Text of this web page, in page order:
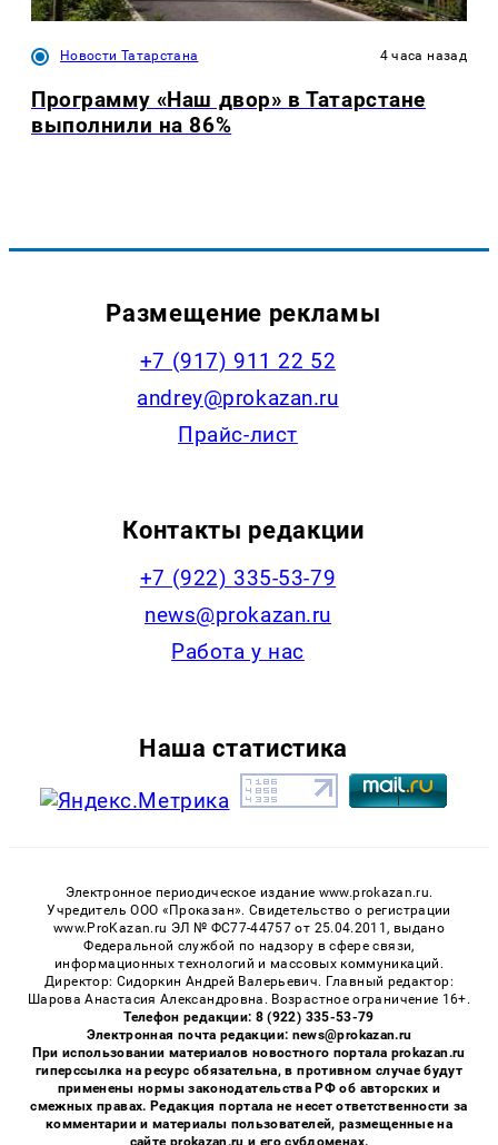
Новости Татарстана 4 часа назад
Программу «Наш двор» в Татарстане
выполнили на 86%
Размещение рекламы
+7 (917) 911 22 52
andrey@prokazan.ru
Прайс-лист
Контакты редакции
+7 (922) 335-53-79
news@prokazan.ru
Работа у нас
Наша статистика
Электронное периодическое издание www.prokazan.ru.
Учредитель ООО «Проказан». Cвидетельство о регистрации
www.ProKazan.ru ЭЛ № ФС77-44757 от 25.04.2011, выдано
Федеральной службой по надзору в сфере связи,
информационных технологий и массовых коммуникаций.
Директор: Сидоркин Андрей Валерьевич. Главный редактор:
Шарова Анастасия Александровна. Возрастное ограничение 16+.
Телефон редакции: 8 (922) 335-53-79
Электронная почта редакции: news@prokazan.ru
При использовании материалов новостного портала prokazan.ru
гиперссылка на ресурс обязательна, в противном случае будут
применены нормы законодательства РФ об авторских и
смежных правах. Редакция портала не несет ответственности за
комментарии и материалы пользователей, размещенные на
сайте prokazan.ru и его субдоменах.